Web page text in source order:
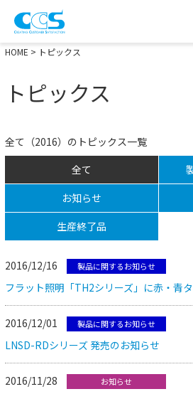
画像処理用の製品検索
HOME > トピックス
トピックス
全て（2016）のトピックス一覧
全て
お知らせ
生産終了品
2016/12/16 製品に関するお知らせ
フラット照明「TH2シリーズ」に赤・青
2016/12/01 製品に関するお知らせ
LNSD-RDシリーズ 発売のお知らせ
2016/11/28 お知らせ